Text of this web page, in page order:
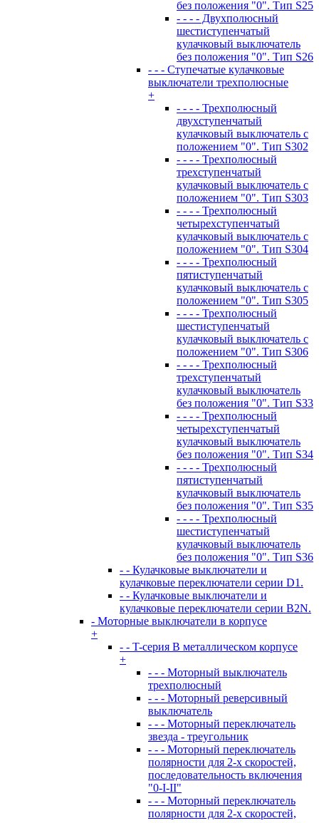
без положения "0". Тип S25
- - - - Двухполюсный
шестиступенчатый
кулачковый выключатель
без положения "0". Тип S26
- - - Ступечатые кулачковые
выключатели трехполюсные
+
- - - - Трехполюсный
двухступенчатый
кулачковый выключатель с
положением "0". Тип S302
- - - - Трехполюсный
трехступенчатый
кулачковый выключатель с
положением "0". Тип S303
- - - - Трехполюсный
четырехступенчатый
кулачковый выключатель с
положением "0". Тип S304
- - - - Трехполюсный
пятиступенчатый
кулачковый выключатель с
положением "0". Тип S305
- - - - Трехполюсный
шестиступенчатый
кулачковый выключатель с
положением "0". Тип S306
- - - - Трехполюсный
трехступенчатый
кулачковый выключатель
без положения "0". Тип S33
- - - - Трехполюсный
четырехступенчатый
кулачковый выключатель
без положения "0". Тип S34
- - - - Трехполюсный
пятиступенчатый
кулачковый выключатель
без положения "0". Тип S35
- - - - Трехполюсный
шестиступенчатый
кулачковый выключатель
без положения "0". Тип S36
- - Кулачковые выключатели и
кулачковые переключатели серии D1.
- - Кулачковые выключатели и
кулачковые переключатели серии B2N.
- Моторные выключатели в корпусе
+
- - T-серия В металлическом корпусе
+
- - - Моторный выключатель
трехполюсный
- - - Моторный реверсивный
выключатель
- - - Моторный переключатель
звезда - треугольник
- - - Моторный переключатель
полярности для 2-х скоростей,
последовательность включения
"0-I-II"
- - - Моторный переключатель
полярности для 2-х скоростей,